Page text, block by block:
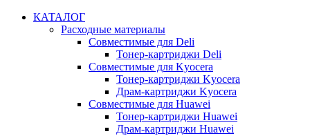
КАТАЛОГ
Расходные материалы
Совместимые для Deli
Тонер-картриджи Deli
Совместимые для Kyocera
Тонер-картриджи Kyocera
Драм-картриджи Kyocera
Совместимые для Huawei
Тонер-картриджи Huawei
Драм-картриджи Huawei